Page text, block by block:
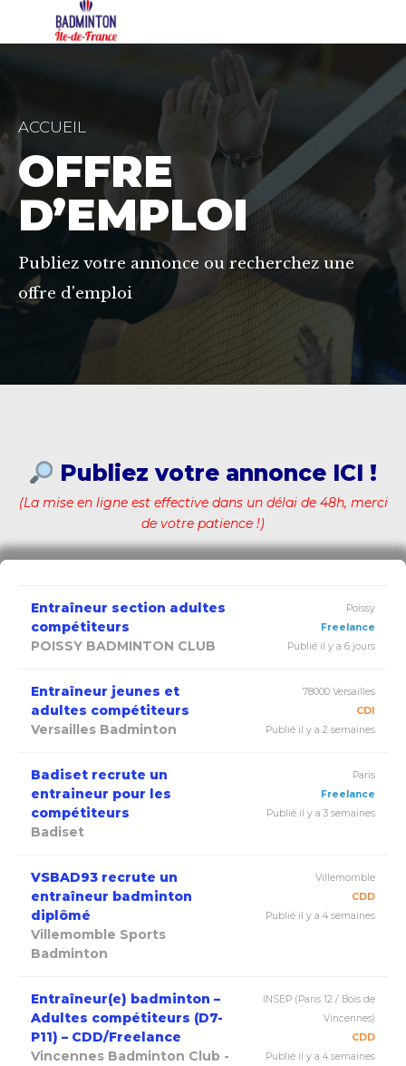
ACCUEIL
OFFRE
D’EMPLOI
Publiez votre annonce ou recherchez une
offre d'emploi
Publiez votre annonce ICI !
(La mise en ligne est effective dans un délai de 48h, merci
de votre patience !)
Entraîneur section adultes
compétiteurs
POISSY BADMINTON CLUB
Poissy
Freelance
Publié il y a 6 jours
Entraîneur jeunes et
adultes compétiteurs
Versailles Badminton
78000 Versailles
CDI
Publié il y a 2 semaines
Badiset recrute un
entraineur pour les
compétiteurs
Badiset
Paris
Freelance
Publié il y a 3 semaines
VSBAD93 recrute un
entraîneur badminton
diplômé
Villemomble Sports
Badminton
Villemomble
CDD
Publié il y a 4 semaines
Entraîneur(e) badminton –
Adultes compétiteurs (D7-
P11) – CDD/Freelance
Vincennes Badminton Club -
INSEP (Paris 12 / Bois de
Vincennes)
CDD
Publié il y a 4 semaines